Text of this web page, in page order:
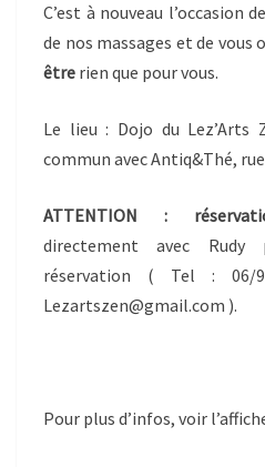
C’est à nouveau l’occasion
de nos massages et de vous
être rien que pour vous.
Le lieu : Dojo du Lez’Arts
commun avec Antiq&Thé,
ATTENTION :
directement avec
réservation ( Tel : 06/
Lezartszen@gmail.com ).
Pour plus d’infos, voir